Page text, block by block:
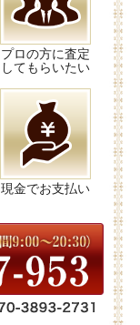
プロの方に査定
してもらいたい
現金でお支払い